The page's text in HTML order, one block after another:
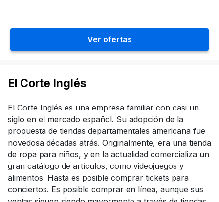
Ver ofertas
El Corte Inglés
El Corte Inglés es una empresa familiar con casi un
siglo en el mercado español. Su adopción de la
propuesta de tiendas departamentales americana fue
novedosa décadas atrás. Originalmente, era una tienda
de ropa para niños, y en la actualidad comercializa un
gran catálogo de artículos, como videojuegos y
alimentos. Hasta es posible comprar tickets para
conciertos. Es posible comprar en línea, aunque sus